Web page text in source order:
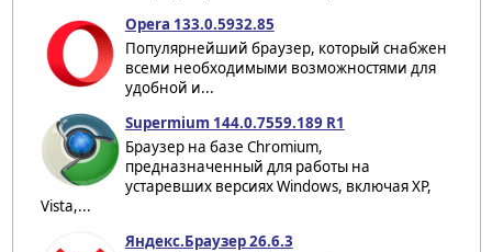
Opera 133.0.5932.85
Популярнейший браузер, который снабжен
всеми необходимыми возможностями для
удобной и...
Supermium 144.0.7559.189 R1
Браузер на базе Chromium,
предназначенный для работы на
устаревших версиях Windows, включая XP,
Vista,...
Яндекс.Браузер 26.6.3